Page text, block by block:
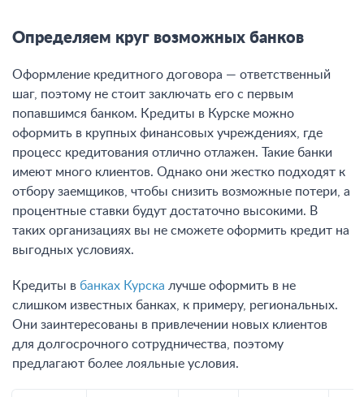
Определяем круг возможных банков
Оформление кредитного договора — ответственный
шаг, поэтому не стоит заключать его с первым
попавшимся банком. Кредиты в Курске можно
оформить в крупных финансовых учреждениях, где
процесс кредитования отлично отлажен. Такие банки
имеют много клиентов. Однако они жестко подходят к
отбору заемщиков, чтобы снизить возможные потери, а
процентные ставки будут достаточно высокими. В
таких организациях вы не сможете оформить кредит на
выгодных условиях.
Кредиты в банках Курска лучше оформить в не
слишком известных банках, к примеру, региональных.
Они заинтересованы в привлечении новых клиентов
для долгосрочного сотрудничества, поэтому
предлагают более лояльные условия.